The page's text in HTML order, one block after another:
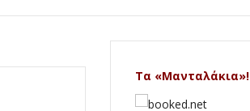
Τα «Μανταλάκια»!